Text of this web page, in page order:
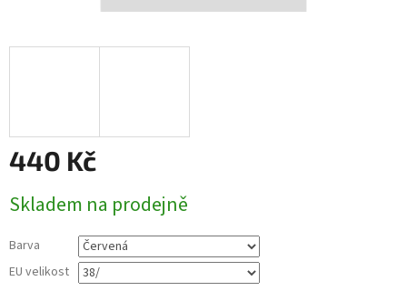
440 Kč
cena:
Skladem na prodejně
Barva
EU velikost